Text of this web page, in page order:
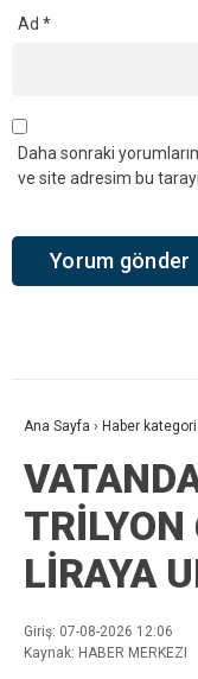
Ad *
Daha sonraki
ve site adresim bu
Ana Sayfa › Haber kategori
LİRAYA
Giriş: 07-08-2026 12:06
Kaynak: HABER MERKEZI